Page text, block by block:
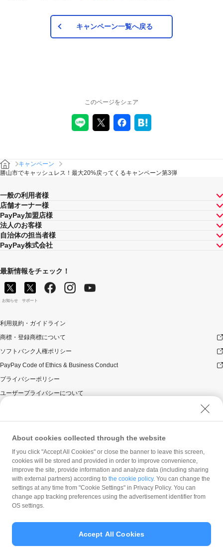
キャンペーン一覧へ戻る
このページをシェア
キャンペーン
勝山市でキャッシュレス！最大20%戻ってくるキャンペーン第3弾
一般の利用者様
店舗オーナー様
PayPay加盟店様
法人のお客様
自治体の担当者様
PayPay株式会社
最新情報をチェック！
お知らせ サポート
利用規約・ガイドライン
商標・登録商標について
ソフトバンク人権ポリシー
PayPay Code of Ethics & Business Conduct
プライバシーポリシー
ユーザープライバシーについて
ウェブサイト利用規約
反社会的勢力に対する方針
勧誘方針
マネロン等基本方針
カスタマーハラスメントに関する当社の考え方
© PayPay Corporation
About cookies collected through the website
If you click "Accept All Cookies" or close the banner to leave this screen,
cookies will be stored and provided in order to improve convenience,
improve the site, provide information and analyze data (including sharing
with external partners) according to the cookie policy. You can change the
settings at any time from "Cookie Settings" in Privacy Policy. You can
change app tracking preferences using the advertisement identifier from
OS settings.
Accept All Cookies